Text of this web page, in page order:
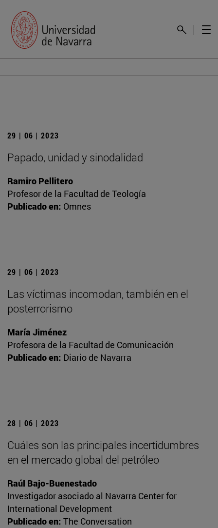
29 | 06 | 2023
Papado, unidad y sinodalidad
Ramiro Pellitero
Profesor de la Facultad de Teología
Publicado en: Omnes
29 | 06 | 2023
Las víctimas incomodan, también en el
posterrorismo
María Jiménez
Profesora de la Facultad de Comunicación
Publicado en: Diario de Navarra
28 | 06 | 2023
Cuáles son las principales incertidumbres
en el mercado global del petróleo
Raúl Bajo-Buenestado
Investigador asociado al Navarra Center for
International Development
Publicado en: The Conversation